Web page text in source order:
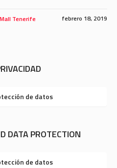
febrero 18, 2019
Tenerife
de datos
DATA PROTECTION
de datos